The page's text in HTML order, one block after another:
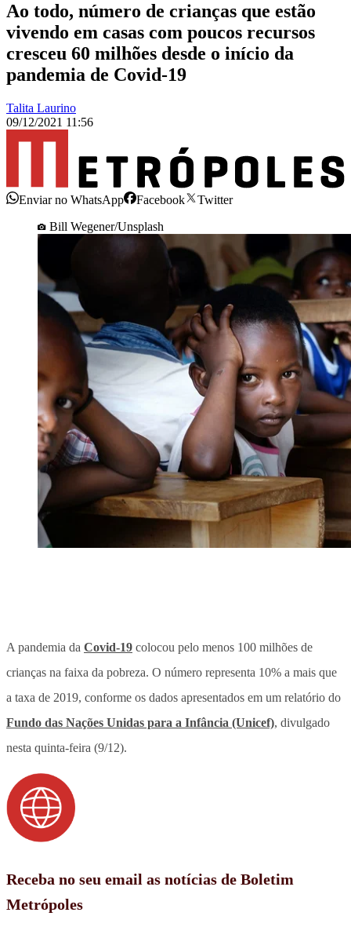
Ao todo, número de crianças que estão
vivendo em casas com poucos recursos
cresceu 60 milhões desde o início da
pandemia de Covid-19
Talita Laurino
09/12/2021 11:56
Enviar no WhatsApp Facebook
Twitter
Bill Wegener/Unsplash
A pandemia da Covid-19 colocou pelo menos 100 milhões de
crianças na faixa da pobreza. O número representa 10% a mais que
a taxa de 2019, conforme os dados apresentados em um relatório do
Fundo das Nações Unidas para a Infância (Unicef), divulgado
nesta quinta-feira (9/12).
Receba no seu email as notícias de Boletim
Metrópoles